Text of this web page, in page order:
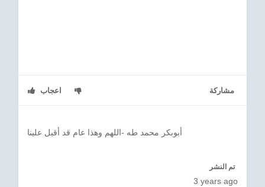
اعجاب مشاركة
أبوبكر محمد طه -اللهم وهذا عام قد أقبل علينا
تم النشر
3 years ago